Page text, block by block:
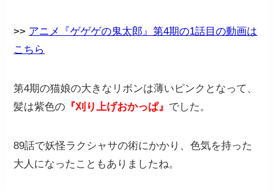
>> アニメ『ゲゲゲの鬼太郎』第4期の1話目の動画は
こちら
第4期の猫娘の大きなリボンは薄いピンクとなって、
髪は紫色の 『刈り上げおかっぱ』 でした。
89話で妖怪ラクシャサの術にかかり、色気を持った
大人になったこともありましたね。